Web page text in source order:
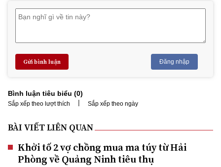
Gửi bình luận Đăng nhập
Bình luận tiêu biểu (0)
Sắp xếp theo lượt thích | Sắp xếp theo ngày
BÀI VIẾT LIÊN QUAN
Khởi tố 2 vợ chồng mua ma túy từ Hải
Phòng về Quảng Ninh tiêu thụ